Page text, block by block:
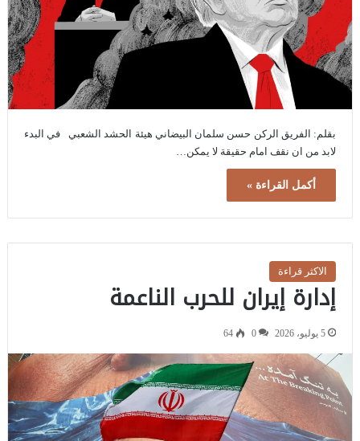
بقلم: الفريق الركن حسن سلمان البيضاني هيئة الحشد الشعبي في البدء
لابد من ان نقف امام حقيقة لا يمكن…
أكمل القراءة »
الاكثر قراءة
إدارة إيران للحرب الناعمة
5 يوليو، 2026 0
64